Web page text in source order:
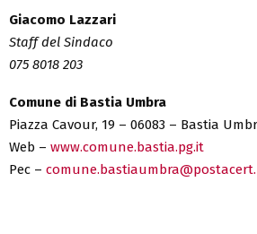
Giacomo Lazzari
Staff del Sindaco
075 8018 203
Comune di Bastia Umbra
Piazza Cavour, 19 – 06083 – Bastia
Web – www.comune.bastia.pg.it
Pec –